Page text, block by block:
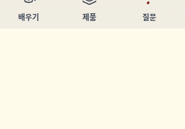
배우기 제품 질문